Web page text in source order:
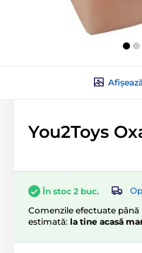
You2Toys
În stoc 2 buc.
Comenzile efectuate până
estimată: la tine acasă